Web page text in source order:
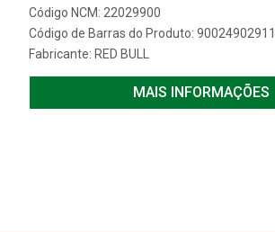
Código NCM: 22029900
Código de Barras do Produto:
Fabricante: RED BULL
MAIS INFORMAÇÕES